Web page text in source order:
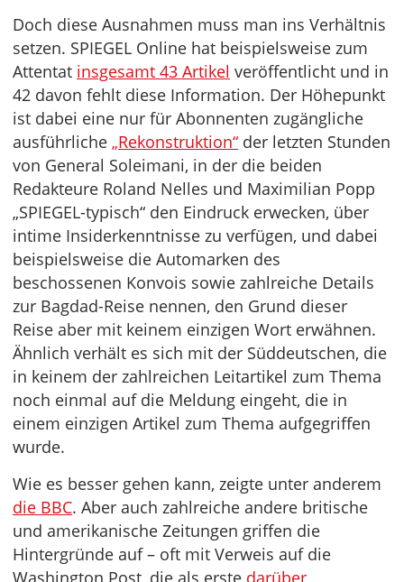
Doch diese Ausnahmen muss man ins Verhältnis
setzen. SPIEGEL Online hat beispielsweise zum
Attentat insgesamt 43 Artikel veröffentlicht und in
42 davon fehlt diese Information. Der Höhepunkt
ist dabei eine nur für Abonnenten zugängliche
ausführliche „Rekonstruktion“ der letzten Stunden
von General Soleimani, in der die beiden
Redakteure Roland Nelles und Maximilian Popp
„SPIEGEL-typisch“ den Eindruck erwecken, über
intime Insiderkenntnisse zu verfügen, und dabei
beispielsweise die Automarken des
beschossenen Konvois sowie zahlreiche Details
zur Bagdad-Reise nennen, den Grund dieser
Reise aber mit keinem einzigen Wort erwähnen.
Ähnlich verhält es sich mit der Süddeutschen, die
in keinem der zahlreichen Leitartikel zum Thema
noch einmal auf die Meldung eingeht, die in
einem einzigen Artikel zum Thema aufgegriffen
wurde.
Wie es besser gehen kann, zeigte unter anderem
die BBC. Aber auch zahlreiche andere britische
und amerikanische Zeitungen griffen die
Hintergründe auf – oft mit Verweis auf die
Washington Post, die als erste darüber